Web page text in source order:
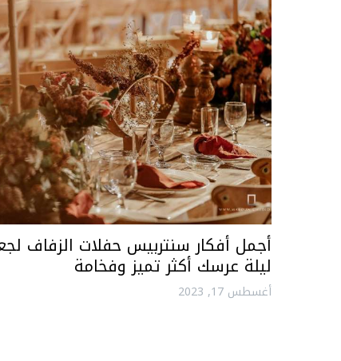
أجمل أفكار سنتربيس حفلات الزفاف
ليلة عرسك أكثر تميز وفخامة
أغسطس 17, 2023